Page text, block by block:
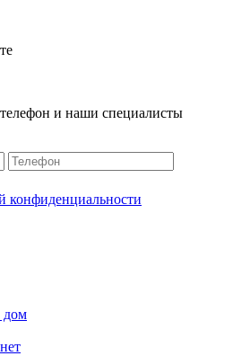
и наши специалисты
конфиденциальности
дом